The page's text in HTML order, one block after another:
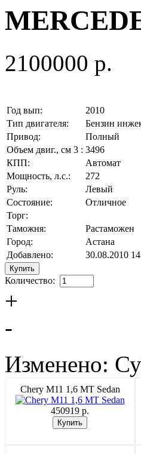
2100000 p.
Год вып:
2010
Тип двигателя:
Бензин
Привод:
Полный
Объем двиг., см 3 : 3496
КПП:
Автомат
Мощность, л.с.:
272
Руль:
Левый
Состояние:
Отличное
Торг:
Таможня:
Растаможен
Город:
Астана
Добавлено:
30.08.2010
Количество:
+
-
Изменено:
Chery M11 1,6 MT Sedan
450919 p.